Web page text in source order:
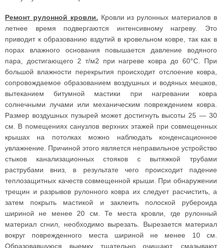
Ремонт рулонной кровли. Кровли из рулонных материалов в
летнее время подвергаются интенсивному нагреву. Это
приводит к образованию вздутий в кровельном ковре, так как в
порах влажного основания повышается давление водяного
пара, достигающего 2 т/м2 при нагреве ковра до 60°С. При
большой влажности перекрытия происходит отслоение ковра,
сопровождаемое образованием воздушных и водяных мешков,
вытеканием битумной мастики при нагревании ковра
солнечными лучами или механическим повреждением ковра.
Размер воздушных пузырей может достигнуть высоты 25 — 30
см. В помещениях санузлов верхних этажей при совмещенных
крышах на потолках можно наблюдать конденсационное
увлажнение. Причиной этого является неправильное устройство
стыков канализационных стояков с вытяжкой трубами
раструбами вниз, в результате чего происходит падение
теплозащитных качеств совмещенной крыши. При обнаружении
трещин и разрывов рулонного ковра их следует расчистить, а
затем покрыть мастикой и заклеить полоской рубероида
шириной не менее 20 см. Те места кровли, где рулонный
материал сгнил, необходимо вырезать. Вырезается материал
вокруг поврежденного места шириной не менее 10 см.
Образовавшуюся выемку тщательно очищают, смазывают